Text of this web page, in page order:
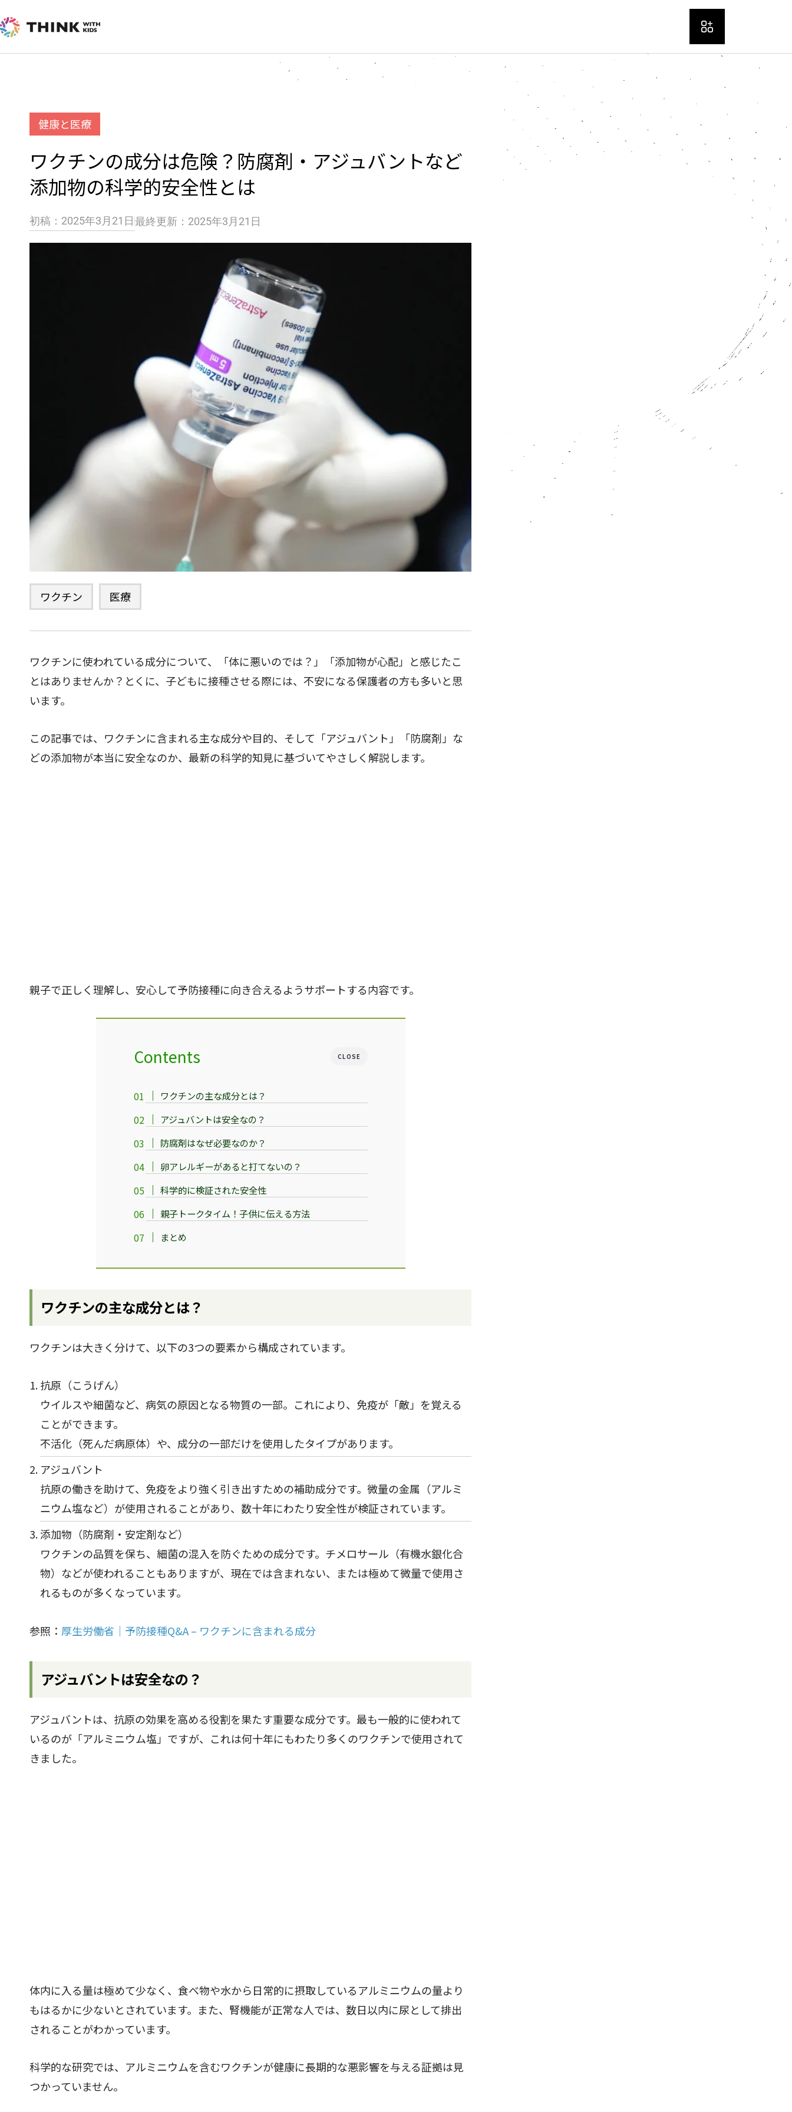
容
健康と医療
ワクチンの成分は危険？防腐剤・アジュバントなど
添加物の科学的安全性とは
初稿：2025年3月21日最終更新：2025年3月21日
ワクチン 医療
ワクチンに使われている成分について、「体に悪いのでは？」「添加物が心配」と感じたこ
とはありませんか？とくに、子どもに接種させる際には、不安になる保護者の方も多いと思
います。
この記事では、ワクチンに含まれる主な成分や目的、そして「アジュバント」「防腐剤」な
どの添加物が本当に安全なのか、最新の科学的知見に基づいてやさしく解説します。
親子で正しく理解し、安心して予防接種に向き合えるようサポートする内容です。
CLOSE
Contents
ワクチンの主な成分とは？
アジュバントは安全なの？
防腐剤はなぜ必要なのか？
卵アレルギーがあると打てないの？
科学的に検証された安全性
親子トークタイム！子供に伝える方法
まとめ
ワクチンの主な成分とは？
ワクチンは大きく分けて、以下の3つの要素から構成されています。
抗原（こうげん）
ウイルスや細菌など、病気の原因となる物質の一部。これにより、免疫が「敵」を覚える
ことができます。
不活化（死んだ病原体）や、成分の一部だけを使用したタイプがあります。
アジュバント
抗原の働きを助けて、免疫をより強く引き出すための補助成分です。微量の金属（アルミ
ニウム塩など）が使用されることがあり、数十年にわたり安全性が検証されています。
添加物（防腐剤・安定剤など）
ワクチンの品質を保ち、細菌の混入を防ぐための成分です。チメロサール（有機水銀化合
物）などが使われることもありますが、現在では含まれない、または極めて微量で使用さ
れるものが多くなっています。
参照： 厚生労働省｜予防接種Q&A – ワクチンに含まれる成分
アジュバントは安全なの？
アジュバントは、抗原の効果を高める役割を果たす重要な成分です。最も一般的に使われて
いるのが「アルミニウム塩」ですが、これは何十年にもわたり多くのワクチンで使用されて
きました。
体内に入る量は極めて少なく、食べ物や水から日常的に摂取しているアルミニウムの量より
もはるかに少ないとされています。また、腎機能が正常な人では、数日以内に尿として排出
されることがわかっています。
科学的な研究では、アルミニウムを含むワクチンが健康に長期的な悪影響を与える証拠は見
つかっていません。